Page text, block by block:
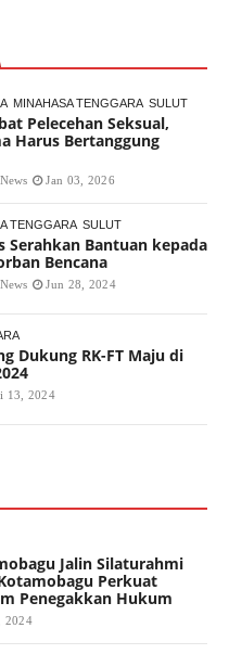
MINAHASA TENGGARA SULUT
Pelecehan Seksual,
Harus Bertanggung
Jan 03, 2026
TENGGARA SULUT
Serahkan Bantuan kepada
Bencana
Jun 28, 2024
Dukung RK-FT Maju di
13, 2024
Jalin Silaturahmi
Perkuat
Penegakkan Hukum
2024